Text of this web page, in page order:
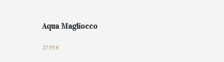
Aqua Magliocco
27,95€